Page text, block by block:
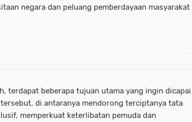
negara dan peluang pemberdayaan masyarakat
terdapat beberapa tujuan utama yang ingin dicapai
di antaranya mendorong terciptanya tata
memperkuat keterlibatan pemuda dan